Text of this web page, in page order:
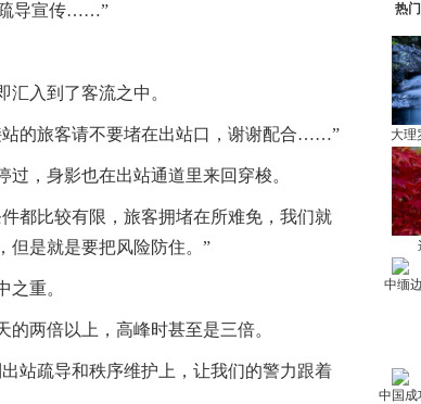
导宣传……”
入到了客流之中。
旅客请不要堵在出站口，谢谢配合……”
，身影也在出站通道里来回穿梭。
比较有限，旅客拥堵在所难免，我们就
但是就是要把风险防住。”
重。
两倍以上，高峰时甚至是三倍。
疏导和秩序维护上，让我们的警力跟着
热
大理
中缅